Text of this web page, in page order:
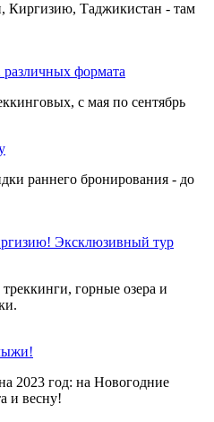
Киргизию, Таджикистан - там
формата
с мая по сентябрь
раннего бронирования - до
Эксклюзивный тур
горные озера и
2023 год: на Новогодние
и весну!